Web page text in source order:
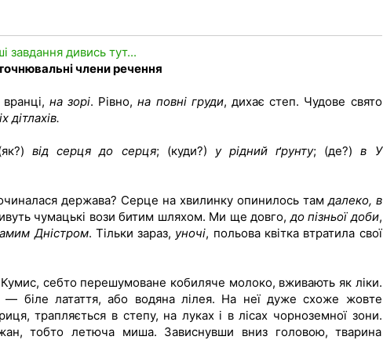
завдання дивись тут...
члени речення
на зорі. Рівно,на повні груди, дихає степ. Чудове свято
дітлахів.
від серця до серця; (куди?) у рідний ґрунту; (де?)в У
держава? Серце на хвилинку опинилось тамдалеко, в
чумацькі вози битим шляхом. Ми ще довго,до пізньої доби,
Дністром. Тільки зараз, уночі, польова квітка втратила свої
Кумис, себто перешумоване кобиляче молоко, вживають як ліки.
— біле латаття, або водяна лілея. На неї дуже схоже жовте
трапляється в степу, на луках і в лісах чорноземної зони.
тобто летюча миша. Зависнувши вниз головою, тварина